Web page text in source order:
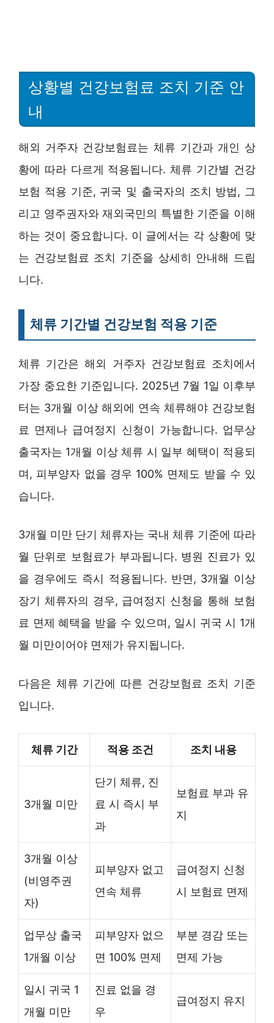
상황별 건강보험료 조치 기준 안
내
해외 거주자 건강보험료는 체류 기간과 개인 상
황에 따라 다르게 적용됩니다. 체류 기간별 건강
보험 적용 기준, 귀국 및 출국자의 조치 방법, 그
리고 영주권자와 재외국민의 특별한 기준을 이해
하는 것이 중요합니다. 이 글에서는 각 상황에 맞
는 건강보험료 조치 기준을 상세히 안내해 드립
니다.
체류 기간별 건강보험 적용 기준
체류 기간은 해외 거주자 건강보험료 조치에서
가장 중요한 기준입니다. 2025년 7월 1일 이후부
터는 3개월 이상 해외에 연속 체류해야 건강보험
료 면제나 급여정지 신청이 가능합니다. 업무상
출국자는 1개월 이상 체류 시 일부 혜택이 적용되
며, 피부양자 없을 경우 100% 면제도 받을 수 있
습니다.
3개월 미만 단기 체류자는 국내 체류 기준에 따라
월 단위로 보험료가 부과됩니다. 병원 진료가 있
을 경우에도 즉시 적용됩니다. 반면, 3개월 이상
장기 체류자의 경우, 급여정지 신청을 통해 보험
료 면제 혜택을 받을 수 있으며, 일시 귀국 시 1개
월 미만이어야 면제가 유지됩니다.
다음은 체류 기간에 따른 건강보험료 조치 기준
입니다.
체류 기간 적용 조건 조치 내용
3개월 미만
단기 체류, 진
료 시 즉시 부
과
보험료 부과 유
지
3개월 이상
(비영주권
자)
피부양자 없고
연속 체류
급여정지 신청
시 보험료 면제
업무상 출국
1개월 이상
피부양자 없으
면 100% 면제
부분 경감 또는
면제 가능
일시 귀국 1
개월 미만
진료 없을 경
우
급여정지 유지